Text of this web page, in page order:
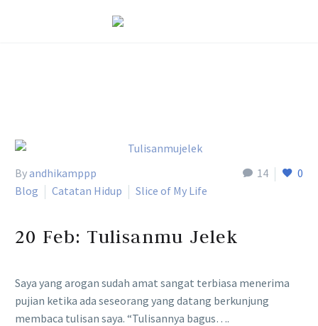
Home
14 0
Byandhikamppp
Blog
Catatan Hidup Slice of My Life
20 Feb:Tulisanmu Jelek
Saya yang arogan sudah amat sangat terbiasa menerima
pujian ketika ada seseorang yang datang berkunjung
membaca tulisan saya. “Tulisannya bagus….